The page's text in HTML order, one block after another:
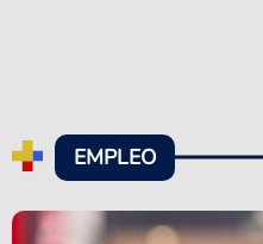
EMPLEO